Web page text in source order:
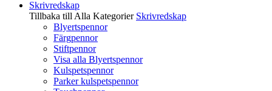
Skrivredskap
Tillbaka till Alla Kategorier Skrivredskap
Blyertspennor
Färgpennor
Stiftpennor
Visa alla Blyertspennor
Kulspetspennor
Parker kulspetspennor